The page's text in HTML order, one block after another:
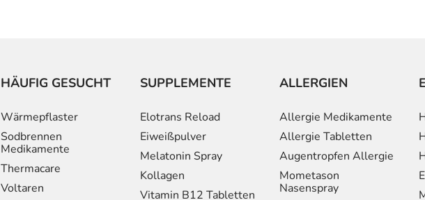
HÄUFIG GESUCHT
Wärmepflaster
Sodbrennen
Medikamente
Thermacare
Voltaren
SUPPLEMENTE
Elotrans Reload
Eiweißpulver
Melatonin Spray
Kollagen
Vitamin B12 Tabletten
ALLERGIEN
Allergie Medikamente
Allergie Tabletten
Augentropfen Allergie
Mometason
Nasenspray